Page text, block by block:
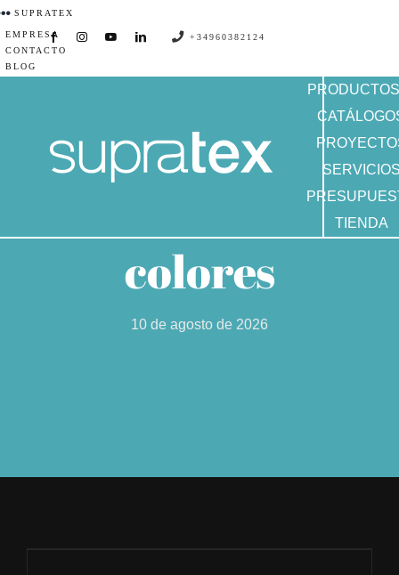
Saltar
al
contenido
SUPRATEX
EMPRESA
CONTACTO
BLOG
+34960382124
PRODUCTOS
TIENDA
colores
10 de agosto de 2026